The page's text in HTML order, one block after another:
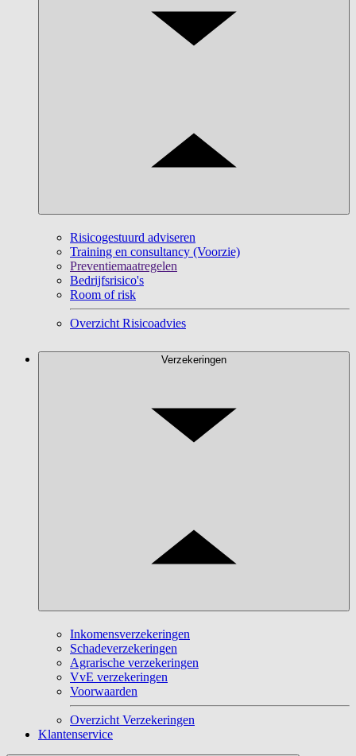
Risicogestuurd adviseren
Training en consultancy (Voorzie)
Preventiemaatregelen
Bedrijfsrisico's
Room of risk
Overzicht Risicoadvies
Verzekeringen
Inkomensverzekeringen
Schadeverzekeringen
Agrarische verzekeringen
VvE verzekeringen
Voorwaarden
Overzicht Verzekeringen
Klantenservice